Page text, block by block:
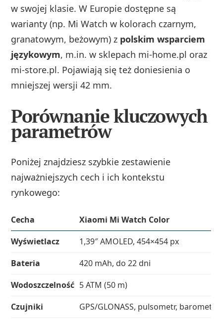
w swojej klasie. W Europie dostępne są
warianty (np. Mi Watch w kolorach czarnym,
granatowym, beżowym) z polskim wsparciem
językowym, m.in. w sklepach mi-home.pl oraz
mi-store.pl. Pojawiają się też doniesienia o
mniejszej wersji 42 mm.
Porównanie kluczowych
parametrów
Poniżej znajdziesz szybkie zestawienie
najważniejszych cech i ich kontekstu
rynkowego:
Cecha
Xiaomi Mi Watch Color
Wyświetlacz
1,39″ AMOLED, 454×454 px
Bateria
420 mAh, do 22 dni
Wodoszczelność 5 ATM (50 m)
Czujniki
GPS/GLONASS, pulsometr, barometr